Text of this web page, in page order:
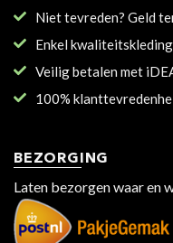
Niet tevreden? Geld
Enkel
Veilig betalen met
100%
BEZORGING
Laten bezorgen waar en